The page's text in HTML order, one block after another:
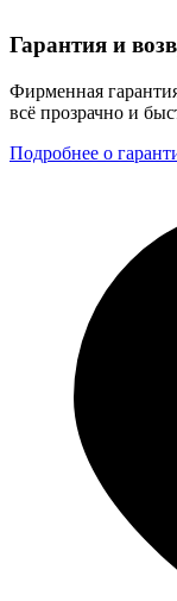
Гарантия и
Фирменная
всё прозрачно и
Подробнее о